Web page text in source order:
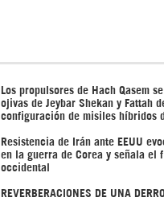
Los propulsores de Hach Qasem
ojivas de Jeybar Shekan y Fattah
configuración de misiles híbridos
Resistencia de Irán ante EEUU
en la guerra de Corea y señala el
occidental
REVERBERACIONES DE UNA